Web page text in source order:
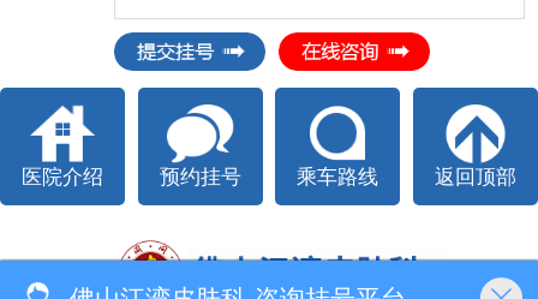
医院介绍 预约挂号 乘车路线 返回顶部